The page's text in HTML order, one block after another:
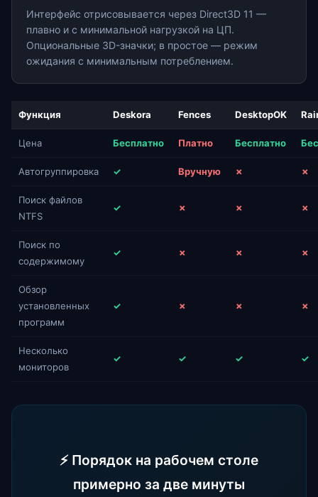
Интерфейс отрисовывается через Direct3D 11 —
плавно и с минимальной нагрузкой на ЦП.
Опциональные 3D-значки; в простое — режим
ожидания с минимальным потреблением.
Функция Deskora Fences DesktopOK
Цена Бесплатно Платно Бесплатно
Автогруппировка ✓ Вручную ✗ ✗
Поиск файлов
NTFS
✓ ✗ ✗ ✗
Поиск по
содержимому
✓ ✗ ✗ ✗
Обзор
установленных
программ
✓ ✗ ✗ ✗
Несколько
мониторов
✓ ✓ ✓ ✓
⚡ Порядок на рабочем столе
примерно за две минуты